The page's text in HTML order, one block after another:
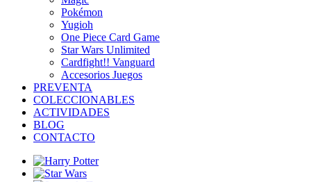
Pokémon
Yugioh
One Piece Card Game
Star Wars Unlimited
Cardfight!! Vanguard
Accesorios Juegos
PREVENTA
COLECCIONABLES
ACTIVIDADES
BLOG
CONTACTO